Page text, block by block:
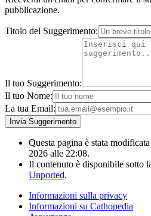
pubblicazione.
Titolo del Suggerimento:
Il tuo Suggerimento:
Il tuo Nome:
La tua Email:
Questa pagina è stata
2026 alle 22:08.
Il contenuto è disponibile sotto
Unported.
Informazioni sulla privacy
Informazioni su Cathopedia